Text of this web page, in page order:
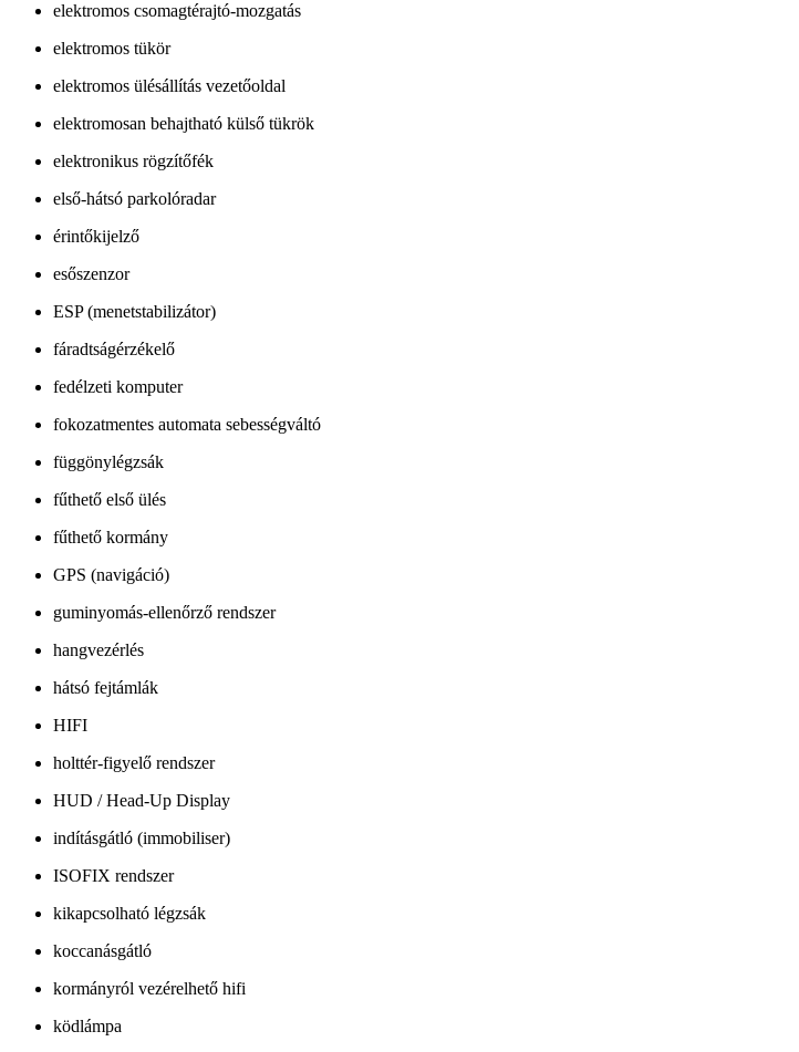
elektromos csomagtérajtó-mozgatás
elektromos tükör
elektromos ülésállítás vezetőoldal
elektromosan behajtható külső tükrök
elektronikus rögzítőfék
első-hátsó parkolóradar
érintőkijelző
esőszenzor
ESP (menetstabilizátor)
fáradtságérzékelő
fedélzeti komputer
fokozatmentes automata sebességváltó
függönylégzsák
fűthető első ülés
fűthető kormány
GPS (navigáció)
guminyomás-ellenőrző rendszer
hangvezérlés
hátsó fejtámlák
HIFI
holttér-figyelő rendszer
HUD / Head-Up Display
indításgátló (immobiliser)
ISOFIX rendszer
kikapcsolható légzsák
koccanásgátló
kormányról vezérelhető hifi
ködlámpa